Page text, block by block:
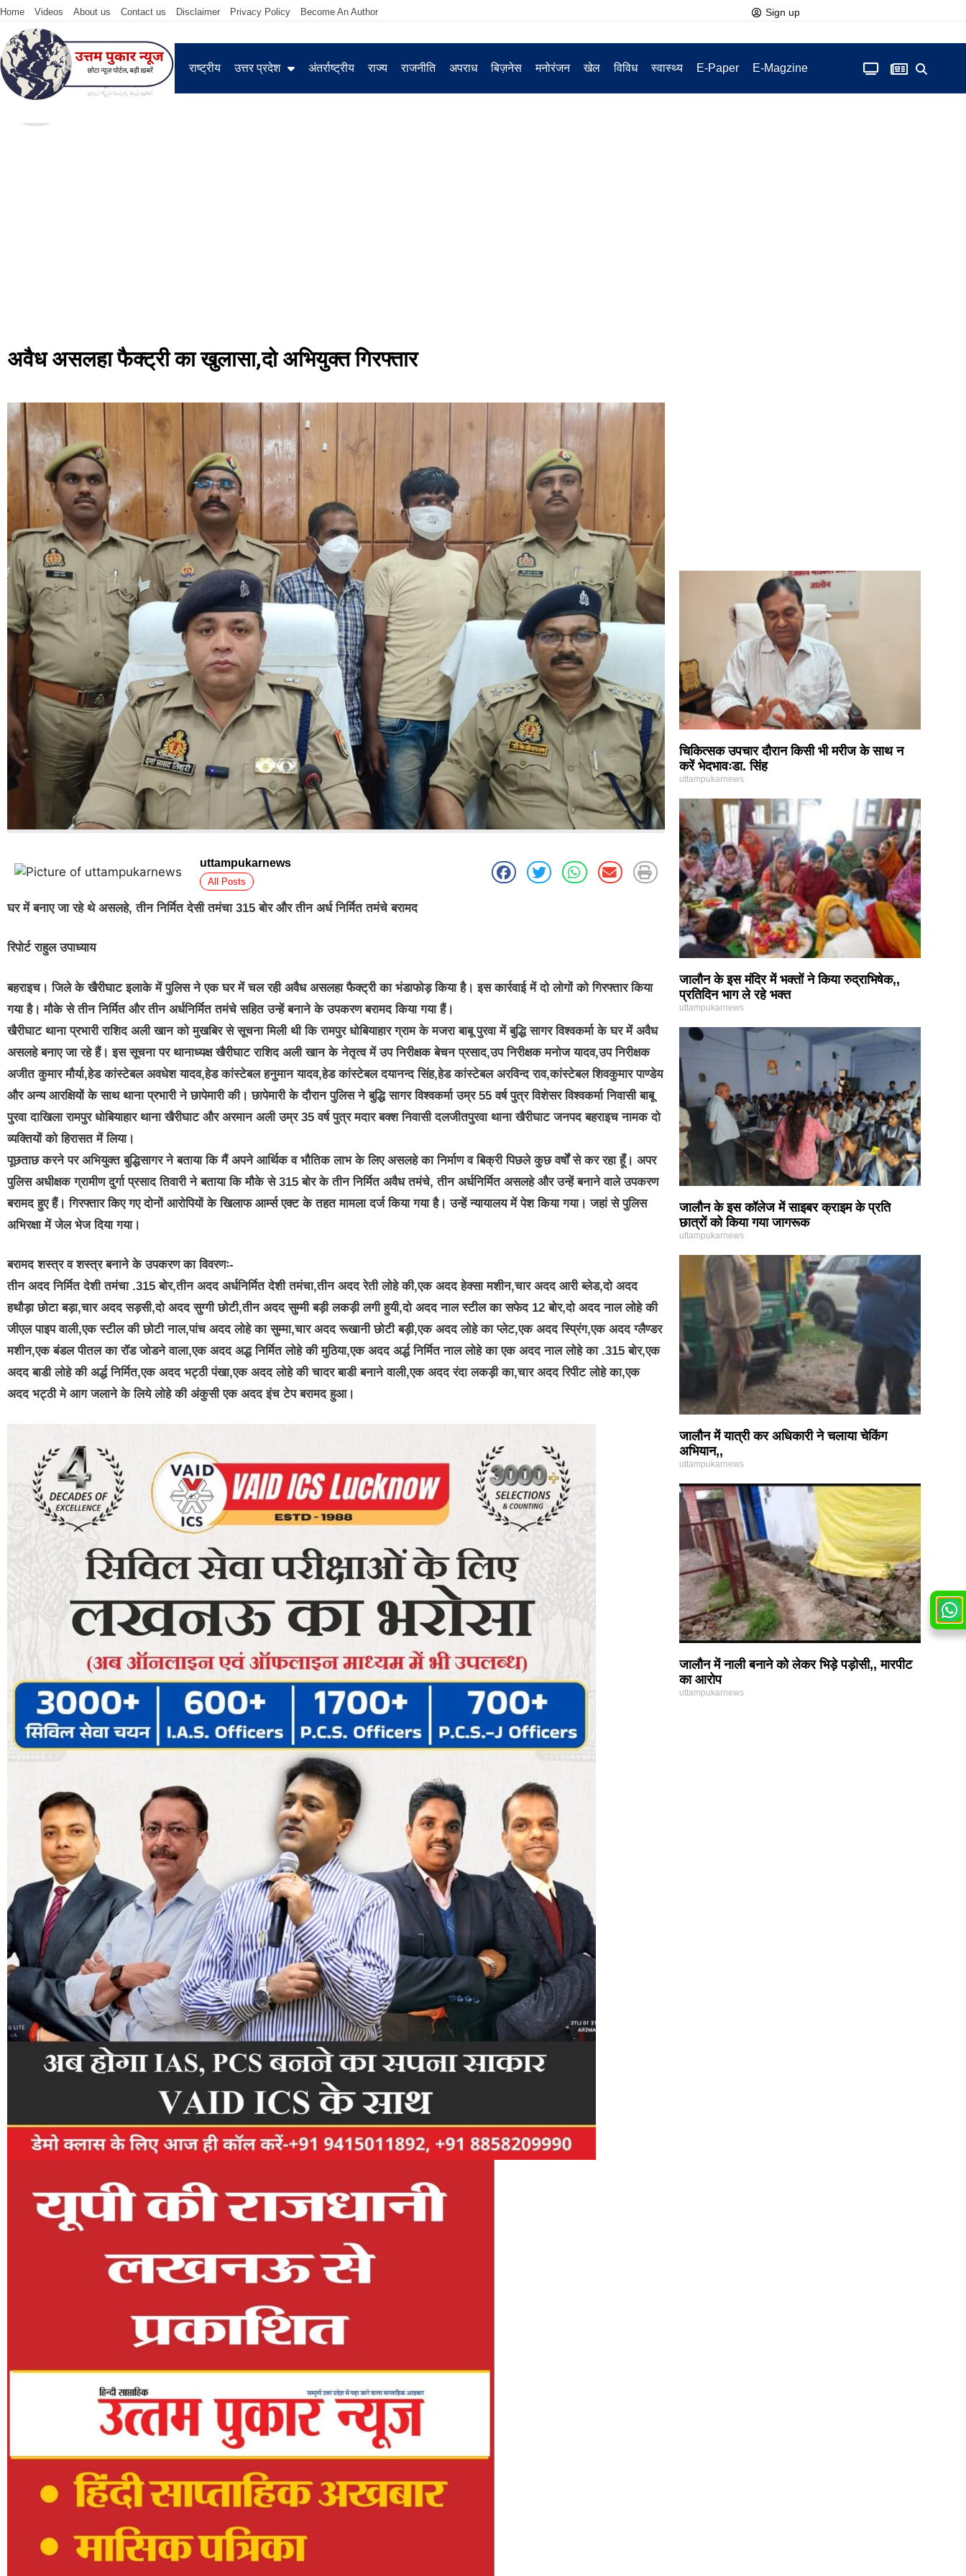
Home Videos About us Contact us Disclaimer Privacy Policy Become An Author Sign up
राष्ट्रीय उत्तर प्रदेश अंतर्राष्ट्रीय राज्य राजनीति अपराध बिज़नेस मनोरंजन खेल विविध स्वास्थ्य E-Paper E-Magzine
अवैध असलहा फैक्ट्री का खुलासा,दो अभियुक्त गिरफ्तार
uttampukarnews
All Posts
घर में बनाए जा रहे थे असलहे, तीन निर्मित देसी तमंचा 315 बोर और तीन अर्ध निर्मित तमंचे बरामद
रिपोर्ट राहुल उपाध्याय
बहराइच। जिले के खैरीघाट इलाके में पुलिस ने एक घर में चल रही अवैध असलहा फैक्ट्री का भंडाफोड़ किया है। इस कार्रवाई में दो लोगों को गिरफ्तार किया
गया है। मौके से तीन निर्मित और तीन अर्धनिर्मित तमंचे सहित उन्हें बनाने के उपकरण बरामद किया गया हैं।
खैरीघाट थाना प्रभारी राशिद अली खान को मुखबिर से सूचना मिली थी कि रामपुर धोबियाहार ग्राम के मजरा बाबू पुरवा में बुद्धि सागर विश्वकर्मा के घर में अवैध
असलहे बनाए जा रहे हैं। इस सूचना पर थानाध्यक्ष खैरीघाट राशिद अली खान के नेतृत्व में उप निरीक्षक बेचन प्रसाद,उप निरीक्षक मनोज यादव,उप निरीक्षक
अजीत कुमार मौर्या,हेड कांस्टेबल अवधेश यादव,हेड कांस्टेबल हनुमान यादव,हेड कांस्टेबल दयानन्द सिंह,हेड कांस्टेबल अरविन्द राव,कांस्टेबल शिवकुमार पाण्डेय
और अन्य आरक्षियों के साथ थाना प्रभारी ने छापेमारी की। छापेमारी के दौरान पुलिस ने बुद्धि सागर विश्वकर्मा उम्र 55 वर्ष पुत्र विशेसर विश्वकर्मा निवासी बाबू
पुरवा दाखिला रामपुर धोबियाहार थाना खैरीघाट और अरमान अली उम्र 35 वर्ष पुत्र मदार बक्श निवासी दलजीतपुरवा थाना खैरीघाट जनपद बहराइच नामक दो
व्यक्तियों को हिरासत में लिया।
पूछताछ करने पर अभियुक्त बुद्धिसागर ने बताया कि मैं अपने आर्थिक व भौतिक लाभ के लिए असलहे का निर्माण व बिक्री पिछले कुछ वर्षों से कर रहा हूँ। अपर
पुलिस अधीक्षक ग्रामीण दुर्गा प्रसाद तिवारी ने बताया कि मौके से 315 बोर के तीन निर्मित अवैध तमंचे, तीन अर्धनिर्मित असलहे और उन्हें बनाने वाले उपकरण
बरामद हुए हैं। गिरफ्तार किए गए दोनों आरोपियों के खिलाफ आर्म्स एक्ट के तहत मामला दर्ज किया गया है। उन्हें न्यायालय में पेश किया गया। जहां से पुलिस
अभिरक्षा में जेल भेज दिया गया।
बरामद शस्त्र व शस्त्र बनाने के उपकरण का विवरणः-
तीन अदद निर्मित देशी तमंचा .315 बोर,तीन अदद अर्धनिर्मित देशी तमंचा,तीन अदद रेती लोहे की,एक अदद हेक्सा मशीन,चार अदद आरी ब्लेड,दो अदद
हथौड़ा छोटा बड़ा,चार अदद सड़सी,दो अदद सुग्गी छोटी,तीन अदद सुम्मी बड़ी लकड़ी लगी हुयी,दो अदद नाल स्टील का सफेद 12 बोर,दो अदद नाल लोहे की
जीएल पाइप वाली,एक स्टील की छोटी नाल,पांच अदद लोहे का सुम्मा,चार अदद रूखानी छोटी बड़ी,एक अदद लोहे का प्लेट,एक अदद स्प्रिंग,एक अदद ग्लैण्डर
मशीन,एक बंडल पीतल का रॉड जोडने वाला,एक अदद अद्ध निर्मित लोहे की मुठिया,एक अदद अर्द्ध निर्मित नाल लोहे का एक अदद नाल लोहे का .315 बोर,एक
अदद बाडी लोहे की अर्द्ध निर्मित,एक अदद भट्ठी पंखा,एक अदद लोहे की चादर बाडी बनाने वाली,एक अदद रंदा लकड़ी का,चार अदद रिपीट लोहे का,एक
अदद भट्ठी मे आग जलाने के लिये लोहे की अंकुसी एक अदद इंच टेप बरामद हुआ।
चिकित्सक उपचार दौरान किसी भी मरीज के साथ न
करें भेदभावःडा. सिंह
uttampukarnews
जालौन के इस मंदिर में भक्तों ने किया रुद्राभिषेक,,
प्रतिदिन भाग ले रहे भक्त
uttampukarnews
जालौन के इस कॉलेज में साइबर क्राइम के प्रति
छात्रों को किया गया जागरूक
uttampukarnews
जालौन में यात्री कर अधिकारी ने चलाया चेकिंग
अभियान,,
uttampukarnews
जालौन में नाली बनाने को लेकर भिड़े पड़ोसी,, मारपीट
का आरोप
uttampukarnews